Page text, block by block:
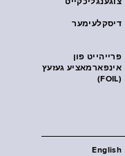
צוגענגליכקייט
דיסקלעימער
פרייהייט פון
אינפארמאציע געזעץ
(FOIL)
English